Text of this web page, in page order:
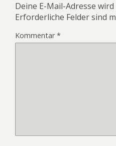
Deine E-Mail-Adresse
Erforderliche Felder sind
Kommentar*